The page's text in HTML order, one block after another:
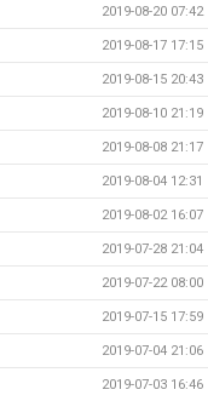
2019-08-20 07:42
2019-08-17 17:15
2019-08-15 20:43
2019-08-10 21:19
2019-08-08 21:17
2019-08-04 12:31
2019-08-02 16:07
2019-07-28 21:04
2019-07-22 08:00
2019-07-15 17:59
2019-07-04 21:06
2019-07-03 16:46